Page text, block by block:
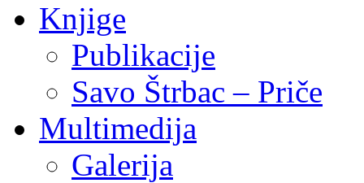
Knjige
Publikacije
Savo Štrbac – Priče
Multimedija
Galerija